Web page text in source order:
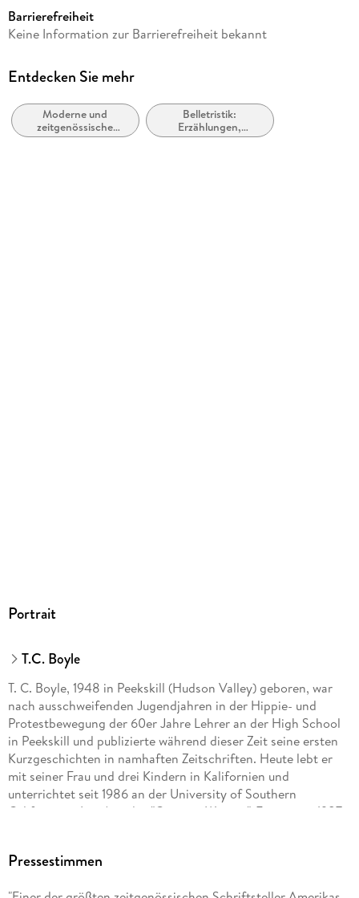
Dateigröße
Laufzeit
Autor/Autorin
T.C. Boyle
Barrierefreiheit
Keine Information zur Barrierefreiheit bekannt
Entdecken Sie mehr
Moderne und
zeitgenössische
Belletristik: allgemein
Belletristik:
Erzählungen,
Kurzgeschichten,
Portrait
T.C. Boyle
T. C. Boyle, 1948 in Peekskill (Hudson Valley) geboren, war
nach ausschweifenden Jugendjahren in der Hippie- und
Protestbewegung der 60er Jahre Lehrer an der High School
in Peekskill und publizierte während dieser Zeit seine ersten
Kurzgeschichten in namhaften Zeitschriften. Heute lebt er
mit seiner Frau und drei Kindern in Kalifornien und
unterrichtet seit 1986 an der University of Southern
California in Los Angeles "Creative Writing". Für seinen 1987
Pressestimmen